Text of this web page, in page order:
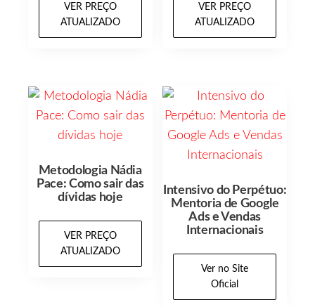
VER PREÇO
ATUALIZADO
VER PREÇO
ATUALIZADO
Metodologia Nádia
Pace: Como sair das
dívidas hoje
VER PREÇO
ATUALIZADO
Intensivo do Perpétuo:
Mentoria de Google
Ads e Vendas
Internacionais
Ver no Site
Oficial